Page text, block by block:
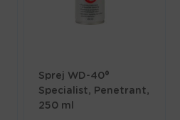
Sprej WD-40®
Specialist, Penetrant,
250 ml